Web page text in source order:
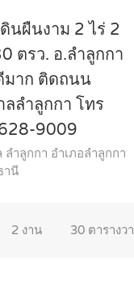
นผืนงาม 2 ไร่ 2
ตรว. อ.ลำลูกกา
มาก ติดถนน
ลลำลูกกา โทร
9009
ลำลูกกา อำเภอลำลูกกา
านี
2งาน 30ตารางวา